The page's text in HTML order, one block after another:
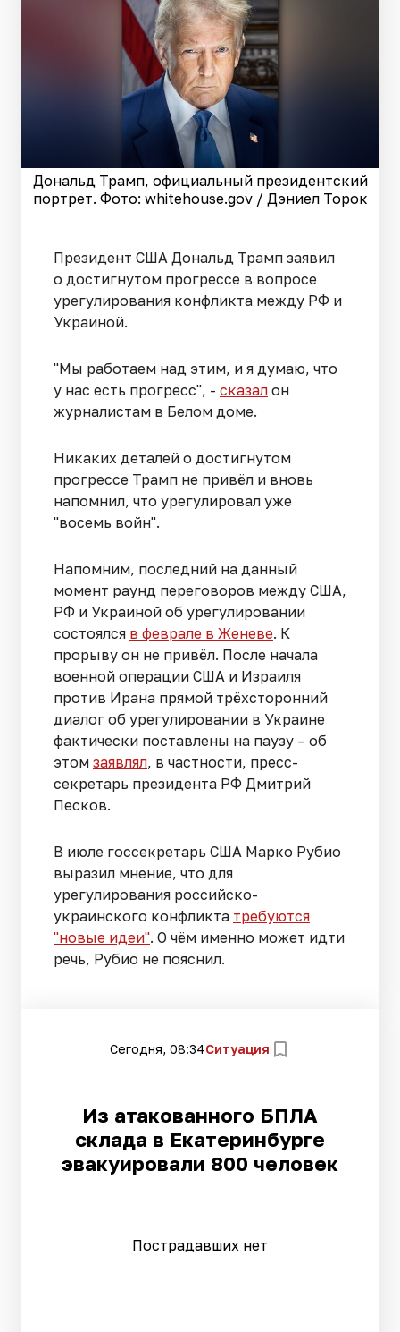
Дональд Трамп, официальный президентский
портрет. Фото: whitehouse.gov / Дэниел Торок
Президент США Дональд Трамп заявил
о достигнутом прогрессе в вопросе
урегулирования конфликта между РФ и
Украиной.
"Мы работаем над этим, и я думаю, что
у нас есть прогресс", - сказал он
журналистам в Белом доме.
Никаких деталей о достигнутом
прогрессе Трамп не привёл и вновь
напомнил, что урегулировал уже
"восемь войн".
Напомним, последний на данный
момент раунд переговоров между США,
РФ и Украиной об урегулировании
состоялся в феврале в Женеве. К
прорыву он не привёл. После начала
военной операции США и Израиля
против Ирана прямой трёхсторонний
диалог об урегулировании в Украине
фактически поставлены на паузу – об
этом заявлял, в частности, пресс-
секретарь президента РФ Дмитрий
Песков.
В июле госсекретарь США Марко Рубио
выразил мнение, что для
урегулирования российско-
украинского конфликта требуются
"новые идеи". О чём именно может идти
речь, Рубио не пояснил.
Сегодня, 08:34Ситуация
Из атакованного БПЛА
склада в Екатеринбурге
эвакуировали 800 человек
Пострадавших нет